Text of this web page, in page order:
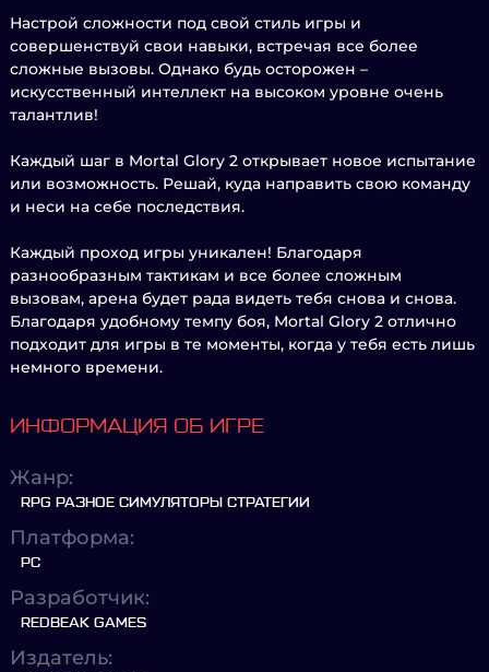
Настрой сложности под свой стиль игры и
совершенствуй свои навыки, встречая все более
сложные вызовы. Однако будь осторожен –
искусственный интеллект на высоком уровне очень
талантлив!
Каждый шаг в Mortal Glory 2 открывает новое испытание
или возможность. Решай, куда направить свою команду
и неси на себе последствия.
Каждый проход игры уникален! Благодаря
разнообразным тактикам и все более сложным
вызовам, арена будет рада видеть тебя снова и снова.
Благодаря удобному темпу боя, Mortal Glory 2 отлично
подходит для игры в те моменты, когда у тебя есть лишь
немного времени.
ИНФОРМАЦИЯ ОБ ИГРЕ
Жанр:
RPG РАЗНОЕ СИМУЛЯТОРЫ СТРАТЕГИИ
Платформа:
PC
Разработчик:
REDBEAK GAMES
Издатель: